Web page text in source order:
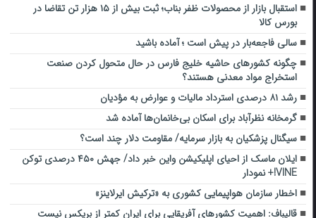
استقبال بازار از محصولات ظفر بناب؛ ثبت بیش از ۱۵ هزار تن تقاضا در
بورس کالا
سالی فاجعه‌بار در پیش است ؛ آماده باشید
چگونه کشورهای حاشیه خلیج فارس در حال متحول کردن صنعت
استخراج مواد معدنی هستند؟
رشد ۸۱ درصدی استرداد مالیات و عوارض به مؤدیان
گرمخانه‌ نظرآباد برای اسکان بی‌خانمان‌ها آماده شد
سیگنال پزشکیان به بازار سرمایه/ مقاومت دلار چند است؟
ایلان ماسک از احیای اپلیکیشن واین خبر داد/ جهش ۴۵۰ درصدی توکن
VINE!+ نمودار
اخطار سازمان هواپیمایی کشوری به «ترکیش ایرلاینز»
قالیباف: اهمیت کشورهای آفریقایی برای ایران کمتر از بریکس نیست